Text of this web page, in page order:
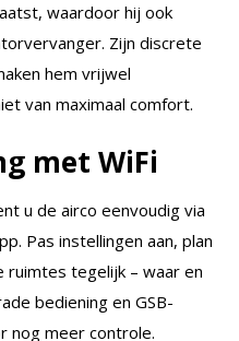
waardoor hij ook
Zijn discrete
hem vrijwel
van maximaal comfort.
met WiFi
u de airco eenvoudig via
Pas instellingen aan, plan
ruimtes tegelijk – waar en
bediening en GSB-
nog meer controle.